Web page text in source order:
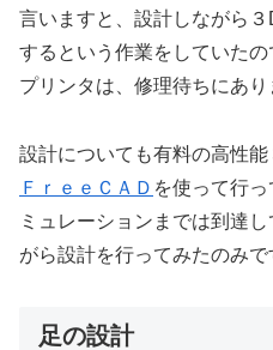
言いますと、設計しながら
するという作業をしていた
プリンタは、修理待ちにあり
設計についても有料の高性
ＦｒｅｅＣＡＤ を使って行
ミュレーションまでは到達
がら設計を行ってみたのみで
足の設計